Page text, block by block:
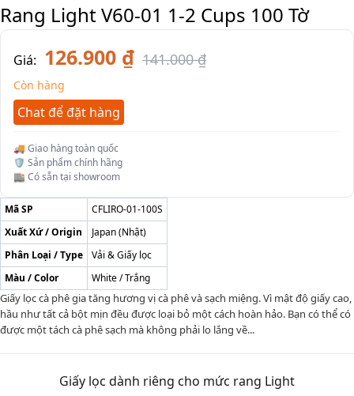
Rang Light V60-01 1-2 Cups 100 Tờ
Giá: 126.900 ₫ 141.000 ₫
Còn hàng
Chat để đặt hàng
🚚 Giao hàng toàn quốc
🛡️ Sản phẩm chính hãng
🏬 Có sẵn tại showroom
Mã SP
CFLIRO-01-100S
Xuất Xứ / Origin
Japan (Nhật)
Phân Loại / Type
Vải & Giấy lọc
Màu / Color
White / Trắng
Giấy lọc cà phê gia tăng hương vị cà phê và sạch miệng. Vì mật độ giấy cao,
hầu như tất cả bột mịn đều được loại bỏ một cách hoàn hảo. Bạn có thể có
được một tách cà phê sạch mà không phải lo lắng về...
Giấy lọc dành riêng cho mức rang Light